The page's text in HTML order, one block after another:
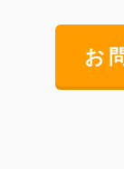
お